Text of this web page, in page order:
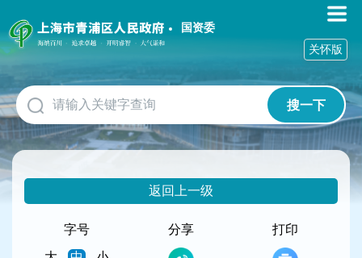
障
碍
作
说
明
跳
到
网
国资委
搜一下
关怀版
返回上一级
字号
分享 打印